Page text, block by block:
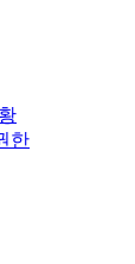
한